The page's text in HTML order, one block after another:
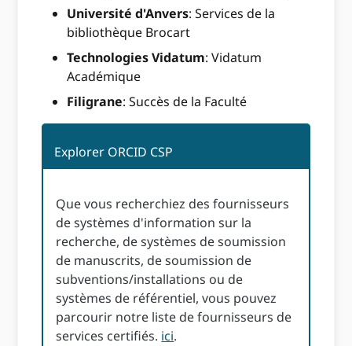
Université d'Anvers: Services de la
bibliothèque Brocart
Technologies Vidatum: Vidatum
Académique
Filigrane: Succès de la Faculté
Explorer ORCID CSP
Que vous recherchiez des fournisseurs
de systèmes d'information sur la
recherche, de systèmes de soumission
de manuscrits, de soumission de
subventions/installations ou de
systèmes de référentiel, vous pouvez
parcourir notre liste de fournisseurs de
services certifiés. ici.